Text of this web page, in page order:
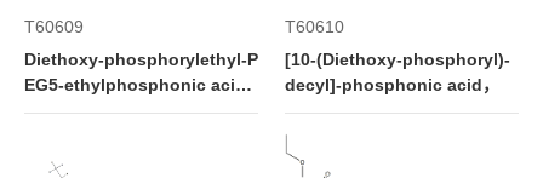
T60609
Diethoxy-phosphorylethyl-P
EG5-ethylphosphonic aci
d，
T60610
[10-(Diethoxy-phosphoryl)-
decyl]-phosphonic acid，